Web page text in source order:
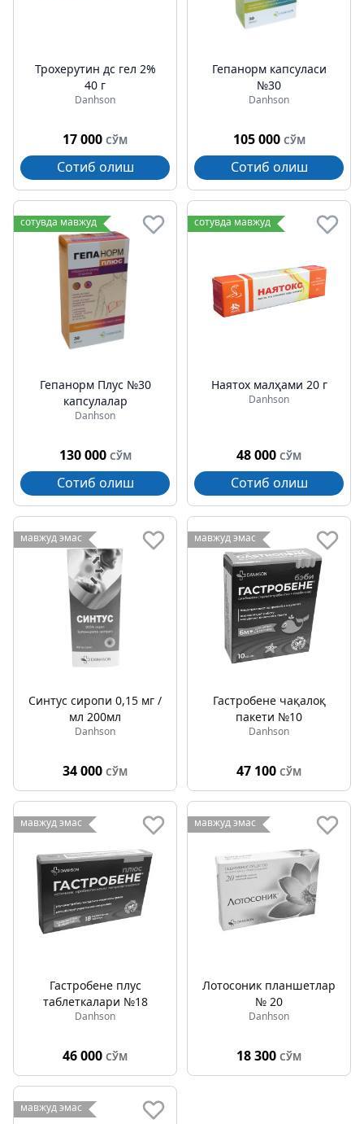
Трохерутин дс гел 2%
40 г
Danhson
17 000 СЎМ
Сотиб олиш
Гепанорм капсуласи
№30
Danhson
105 000 СЎМ
Сотиб олиш
сотувда мавжуд
Гепанорм Плус №30
капсулалар
Danhson
130 000 СЎМ
Сотиб олиш
сотувда мавжуд
Наятох малҳами 20 г
Danhson
48 000 СЎМ
Сотиб олиш
мавжуд эмас
Синтус сиропи 0,15 мг /
мл 200мл
Danhson
34 000 СЎМ
мавжуд эмас
Гастробене чақалоқ
пакети №10
Danhson
47 100 СЎМ
мавжуд эмас
Гастробене плус
таблеткалари №18
Danhson
46 000 СЎМ
мавжуд эмас
Лотосоник планшетлар
№ 20
Danhson
18 300 СЎМ
мавжуд эмас